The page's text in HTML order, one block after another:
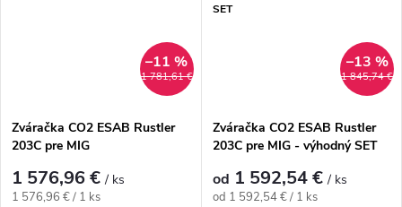
1 781,61 €
–11 %
Zváračka CO2 ESAB Rustler
203C pre MIG
1 576,96 €/ ks
Jednotková cena:
1 576,96 € / 1 ks
SET
1 845,74 €
–13 %
Zváračka CO2 ESAB Rustler
203C pre MIG - výhodný SET
od 1 592,54 €/ ks
Jednotková cena:
od 1 592,54 € / 1 ks